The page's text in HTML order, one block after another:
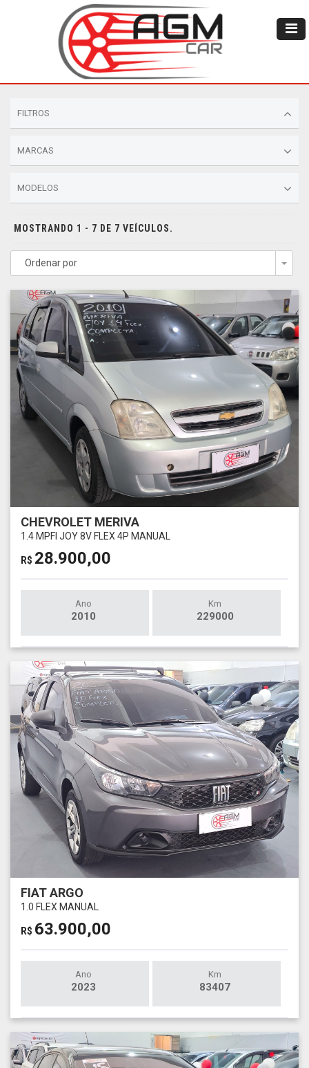
FILTROS
MARCAS
MODELOS
MOSTRANDO 1 - 7 DE 7 VEÍCULOS.
Ordenar por
CHEVROLET MERIVA
1.4 MPFI JOY 8V FLEX 4P MANUAL
R$ 28.900,00
Ano
2010
Km
229000
FIAT ARGO
1.0 FLEX MANUAL
R$ 63.900,00
Ano
2023
Km
83407